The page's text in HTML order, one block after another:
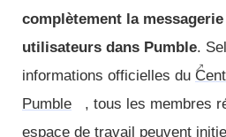
complètement la
utilisateurs dans Pumble.
informations officielles du
Pumble
, tous les membres
espace de travail peuvent